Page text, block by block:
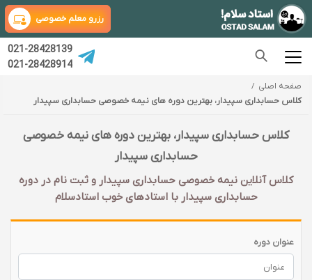
رزرو معلم خصوصی
021-28428139
021-28428914
صفحه اصلی
کلاس حسابداری سپیدار، بهترین دوره های نیمه خصوصی حسابداری سپیدار
کلاس حسابداری سپیدار، بهترین دوره های نیمه خصوصی
حسابداری سپیدار
کلاس آنلاین نیمه خصوصی حسابداری سپیدار و ثبت نام در دوره
حسابداری سپیدار با‌ استادهای خوب استادسلام
عنوان دوره